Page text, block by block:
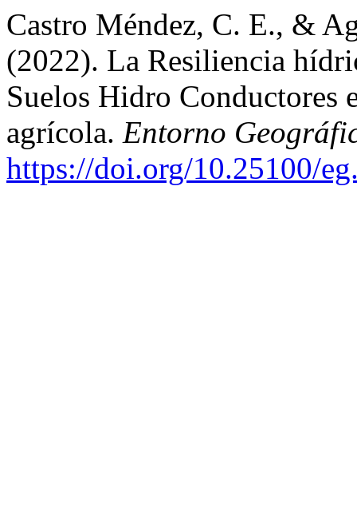
Castro Méndez, C. E., &
(2022). La Resiliencia
Suelos Hidro Conductores
agrícola. Entorno
https://doi.org/10.25100/